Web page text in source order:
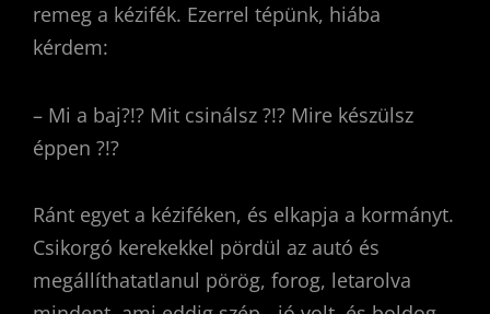
remeg a kézifék. Ezerrel tépünk, hiába
kérdem:
– Mi a baj?!? Mit csinálsz ?!? Mire készülsz
éppen ?!?
Ránt egyet a kéziféken, és elkapja a kormányt.
Csikorgó kerekekkel pördül az autó és
megállíthatatlanul pörög, forog, letarolva